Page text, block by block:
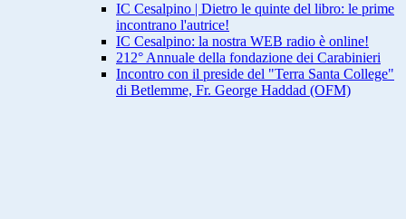
IC Cesalpino | Dietro le quinte del libro: le prime
incontrano l'autrice!
IC Cesalpino: la nostra WEB radio è online!
212° Annuale della fondazione dei Carabinieri
Incontro con il preside del "Terra Santa College"
di Betlemme, Fr. George Haddad (OFM)